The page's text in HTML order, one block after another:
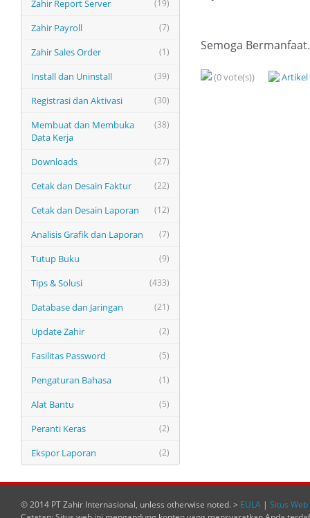
(19)
Zahir Report Server
(7)
Zahir Payroll
(1)
Zahir Sales Order
(39)
Install dan Uninstall
(30)
Registrasi dan Aktivasi
(38)
Membuat dan Membuka
Data Kerja
(27)
Downloads
(22)
Cetak dan Desain Faktur
(12)
Cetak dan Desain Laporan
(7)
Analisis Grafik dan Laporan
(9)
Tutup Buku
(433)
Tips & Solusi
(21)
Database dan Jaringan
(2)
Update Zahir
(5)
Fasilitas Password
(1)
Pengaturan Bahasa
(5)
Alat Bantu
(2)
Peranti Keras
(2)
Ekspor Laporan
Semoga
(0 vote(s))
© 2014 PT Zahir Internasional, unless otherwise noted. > EULA | Situs